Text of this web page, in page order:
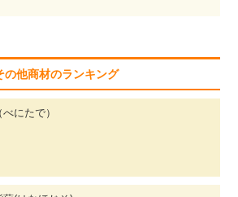
の他商材のランキング
にたで）